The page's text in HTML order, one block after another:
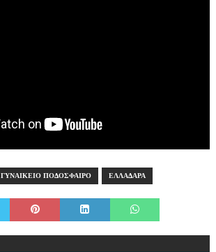
ΓΥΝΑΙΚΕΙΟ ΠΟΔΟΣΦΑΙΡΟ ΕΛΛΑΔΑΡΑ